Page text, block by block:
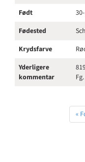
Født
Fødested
Krydsfarve
Yderligere
kommentar
«